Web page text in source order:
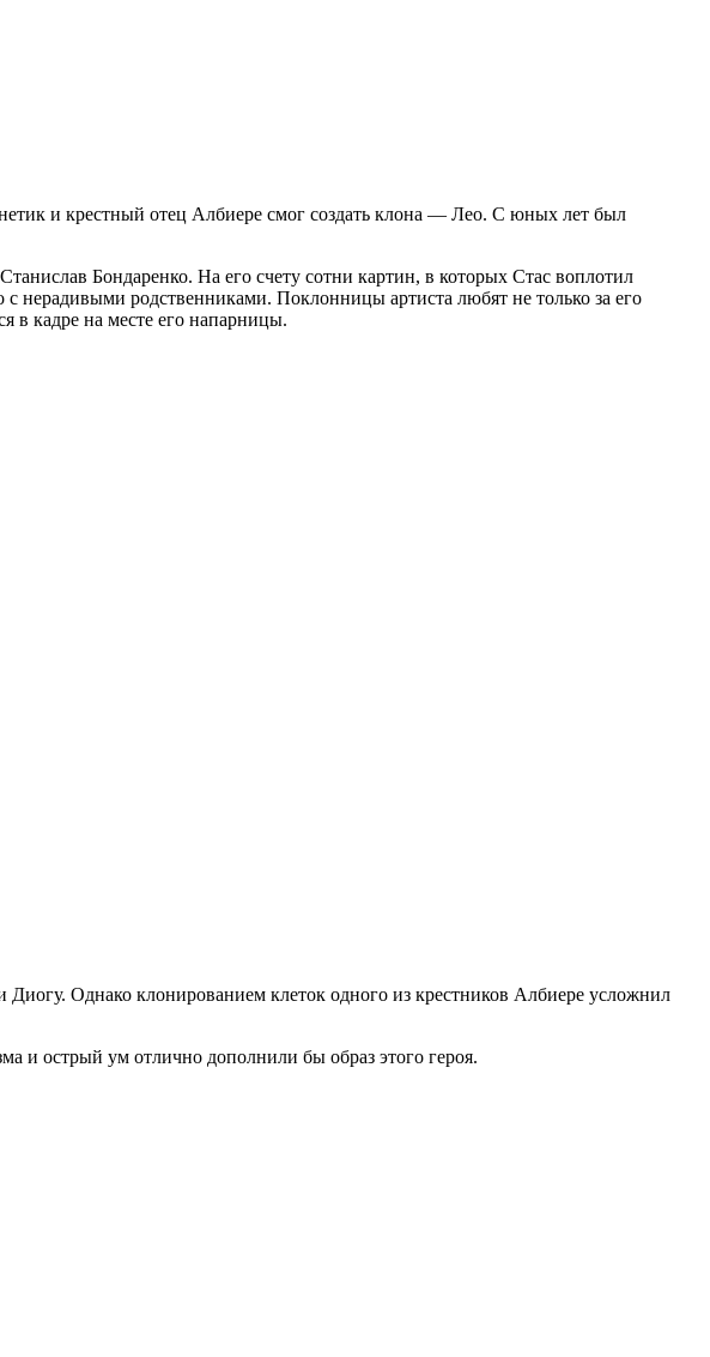
и крестный отец Албиере смог создать клона — Лео. С юных лет был
Бондаренко. На его счету сотни картин, в которых Стас воплотил
нерадивыми родственниками. Поклонницы артиста любят не только за его
в кадре на месте его напарницы.
Однако клонированием клеток одного из крестников Албиере усложнил
и острый ум отлично дополнили бы образ этого героя.